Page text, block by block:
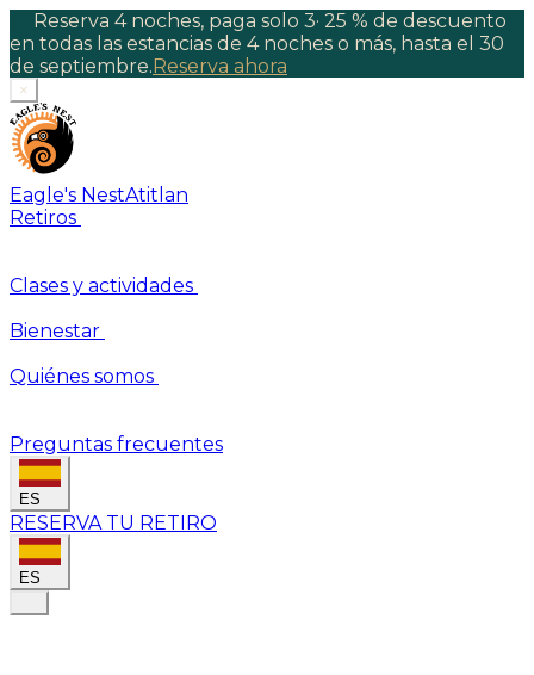
Reserva 4 noches, paga solo 3· 25 % de descuento
en todas las estancias de 4 noches o más, hasta el 30
de septiembre.Reserva ahora
×
Eagle's NestAtitlan
Retiros
Clases y actividades
Bienestar
Quiénes somos
Preguntas frecuentes
ES
RESERVA TU RETIRO
ES